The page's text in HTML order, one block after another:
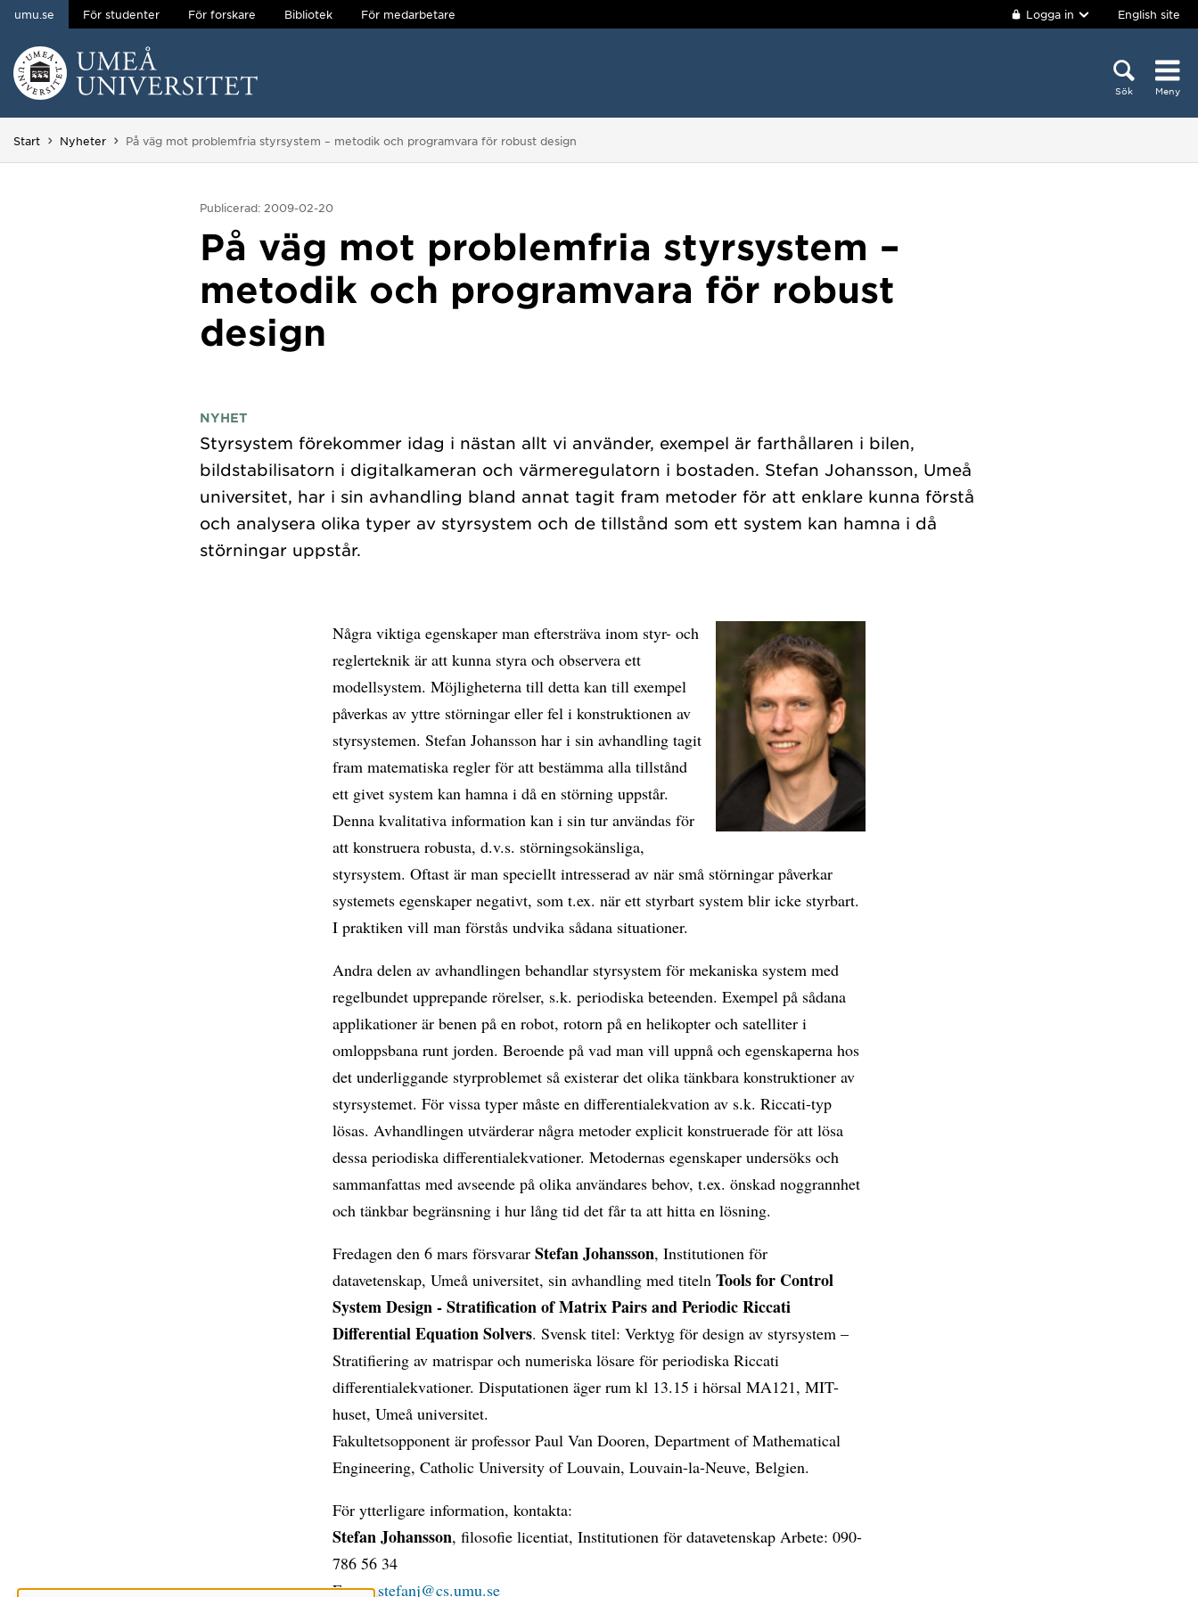
Hoppa direkt till innehållet
umu.se För studenter För forskare Bibliotek För medarbetare Logga in English site
Sök Meny
Start Nyheter Du är här:
På väg mot problemfria styrsystem – metodik och programvara för robust design
Publicerad: 2009-02-20
På väg mot problemfria styrsystem –
metodik och programvara för robust
design
NYHET
Styrsystem förekommer idag i nästan allt vi använder, exempel är farthållaren i bilen,
bildstabilisatorn i digitalkameran och värmeregulatorn i bostaden. Stefan Johansson, Umeå
universitet, har i sin avhandling bland annat tagit fram metoder för att enklare kunna förstå
och analysera olika typer av styrsystem och de tillstånd som ett system kan hamna i då
Några viktiga egenskaper man eftersträva inom styr- och
reglerteknik är att kunna styra och observera ett
modellsystem. Möjligheterna till detta kan till exempel
påverkas av yttre störningar eller fel i konstruktionen av
styrsystemen. Stefan Johansson har i sin avhandling tagit
fram matematiska regler för att bestämma alla tillstånd
ett givet system kan hamna i då en störning uppstår.
Denna kvalitativa information kan i sin tur användas för
att konstruera robusta, d.v.s. störningsokänsliga,
styrsystem. Oftast är man speciellt intresserad av när små störningar påverkar
systemets egenskaper negativt, som t.ex. när ett styrbart system blir icke styrbart.
I praktiken vill man förstås undvika sådana situationer.
Andra delen av avhandlingen behandlar styrsystem för mekaniska system med
regelbundet upprepande rörelser, s.k. periodiska beteenden. Exempel på sådana
applikationer är benen på en robot, rotorn på en helikopter och satelliter i
omloppsbana runt jorden. Beroende på vad man vill uppnå och egenskaperna hos
det underliggande styrproblemet så existerar det olika tänkbara konstruktioner av
styrsystemet. För vissa typer måste en differentialekvation av s.k. Riccati-typ
lösas. Avhandlingen utvärderar några metoder explicit konstruerade för att lösa
dessa periodiska differentialekvationer. Metodernas egenskaper undersöks och
sammanfattas med avseende på olika användares behov, t.ex. önskad noggrannhet
och tänkbar begränsning i hur lång tid det får ta att hitta en lösning.
Fredagen den 6 mars försvararStefan Johansson, Institutionen för
datavetenskap, Umeå universitet, sin avhandling med titelnTools for Control
System Design - Stratification of Matrix Pairs and Periodic Riccati
Differential Equation Solvers. Svensk titel: Verktyg för design av styrsystem –
Stratifiering av matrispar och numeriska lösare för periodiska Riccati
differentialekvationer. Disputationen äger rum kl 13.15 i hörsal MA121, MIT-
huset, Umeå universitet.
Fakultetsopponent är professor Paul Van Dooren, Department of Mathematical
Engineering, Catholic University of Louvain, Louvain-la-Neuve, Belgien.
För ytterligare information, kontakta:
Stefan Johansson, filosofie licentiat, Institutionen för datavetenskap Arbete: 090-
786 56 34
Epost:stefanj@cs.umu.se